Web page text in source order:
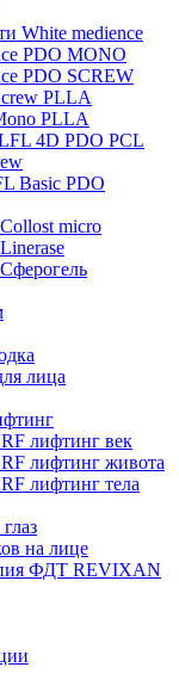
White medience
PDO MONO
PDO SCREW
PLLA
PLLA
4D PDO PCL
Basic PDO
micro
лица
лифтинг век
лифтинг живота
лифтинг тела
на лице
ФДТ REVIXAN